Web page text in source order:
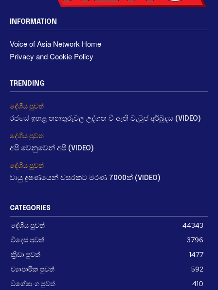
INFORMATION
Voice of Asia Network Home
Privacy and Cookie Policy
TRENDING
දේශීය පුවත්
රජයේ ඉහළ තනතුරුවල උද්ගත වී ඇති වැටුප් අර්බුදය (VIDEO)
දේශීය පුවත්
අපි වෙනුවෙන් අපි (VIDEO)
දේශීය පුවත්
වායු දූෂණයෙන් වසරකට මරණ 7000ක් (VIDEO)
CATEGORIES
දේශීය පුවත්
44343
විදෙස් පුවත්
3796
ක්‍රීඩා පුවත්
1477
ව්‍යාපාරික පුවත්
592
විශේෂාංග පුවත්
410